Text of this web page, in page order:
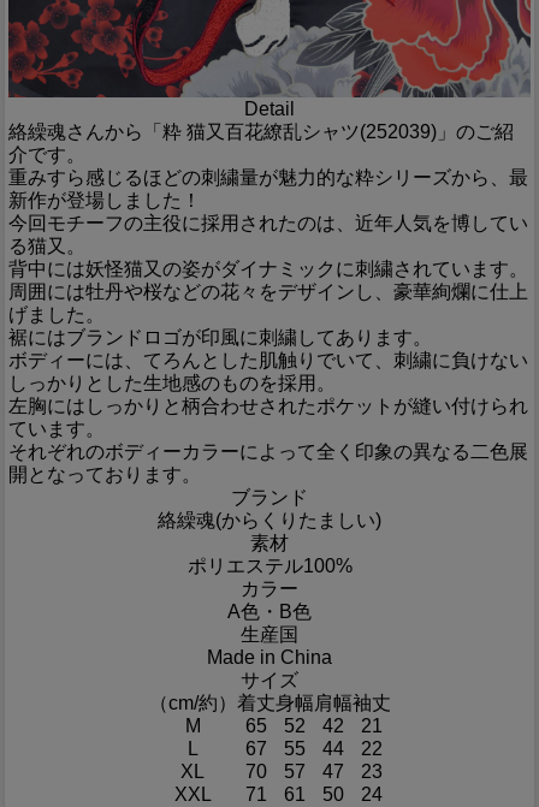
Detail
絡繰魂さんから「粋 猫又百花繚乱シャツ(252039)」のご紹
介です。
重みすら感じるほどの刺繍量が魅力的な粋シリーズから、最
新作が登場しました！
今回モチーフの主役に採用されたのは、近年人気を博してい
る猫又。
背中には妖怪猫又の姿がダイナミックに刺繍されています。
周囲には牡丹や桜などの花々をデザインし、豪華絢爛に仕上
げました。
裾にはブランドロゴが印風に刺繍してあります。
ボディーには、てろんとした肌触りでいて、刺繍に負けない
しっかりとした生地感のものを採用。
左胸にはしっかりと柄合わせされたポケットが縫い付けられ
ています。
それぞれのボディーカラーによって全く印象の異なる二色展
開となっております。
ブランド
絡繰魂(からくりたましい)
素材
ポリエステル100%
カラー
A色・B色
生産国
Made in China
サイズ
（cm/約） 着丈身幅肩幅袖丈
M
65 52 42
21
L
67 55 44
22
XL
70 57 47
23
XXL
71 61 50 24